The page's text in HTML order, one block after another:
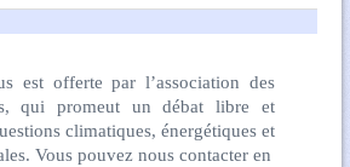
est offerte par l’association des
qui promeut un débat libre et
climatiques, énergétiques et
Vous pouvez nous contacter en